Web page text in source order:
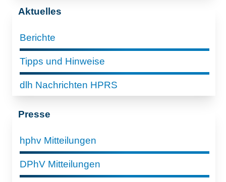
Aktuelles
Berichte
Tipps und Hinweise
dlh Nachrichten HPRS
Presse
hphv Mitteilungen
DPhV Mitteilungen